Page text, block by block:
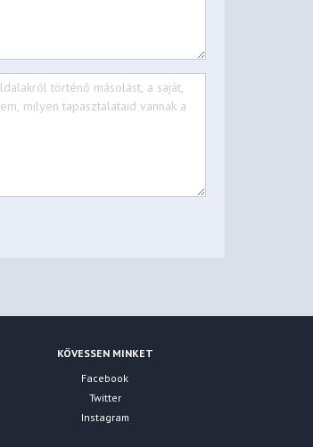
KÖVESSEN MINKET
Facebook
Twitter
Instagram